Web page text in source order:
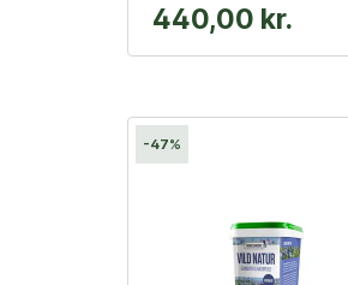
440,00 kr.
-47%